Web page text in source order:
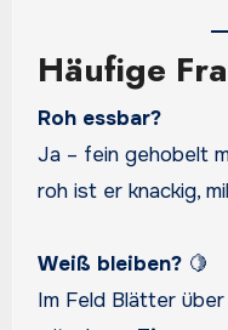
Häufige
Roh essbar?
Ja – fein gehobelt
roh ist er knackig,
Weiß bleiben?🍋
Im Feld Blätter